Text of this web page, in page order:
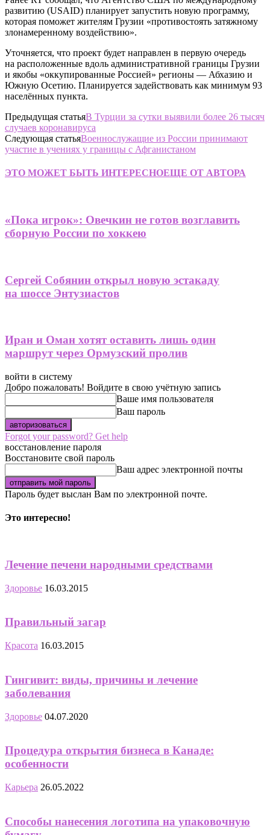
развитию (USAID) планирует запустить новую программу,
которая поможет жителям Грузии «противостоять затяжному
злонамеренному воздействию».
Уточняется, что проект будет направлен в первую очередь
на расположенные вдоль административной границы Грузии
и якобы «оккупированные Россией» регионы — Абхазию и
Южную Осетию. Планируется задействовать как минимум 93
населённых пункта.
Предыдущая статьяВ Турции за сутки выявили более 26 тысяч
случаев коронавируса
Следующая статьяВоеннослужащие из России принимают
участие в учениях у границы с Афганистаном
ЭТО МОЖЕТ БЫТЬ ИНТЕРЕСНОЕЩЕ ОТ АВТОРА
«Пока игрок»: Овечкин не готов возглавить
сборную России по хоккею
Сергей Собянин открыл новую эстакаду
на шоссе Энтузиастов
Иран и Оман хотят оставить лишь один
маршрут через Ормузский пролив
войти в систему
Добро пожаловать! Войдите в свою учётную запись
Ваше имя пользователя
Ваш пароль
Forgot your password? Get help
восстановление пароля
Восстановите свой пароль
Ваш адрес электронной почты
Пароль будет выслан Вам по электронной почте.
Это интересно!
Лечение печени народными средствами
Здоровье 16.03.2015
Правильный загар
Красота 16.03.2015
Гингивит: виды, причины и лечение
заболевания
Здоровье 04.07.2020
Процедура открытия бизнеса в Канаде:
особенности
Карьера 26.05.2022
Способы нанесения логотипа на упаковочную